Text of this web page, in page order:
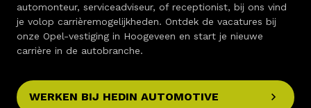
automonteur, serviceadviseur, of receptionist, bij ons vind
je volop carrièremogelijkheden. Ontdek de vacatures bij
onze Opel-vestiging in Hoogeveen en start je nieuwe
carrière in de autobranche.
WERKEN BIJ HEDIN AUTOMOTIVE